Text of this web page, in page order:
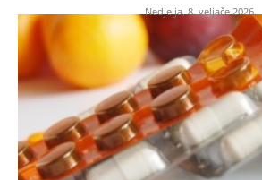
Nedjelja, 8. veljače 2026.